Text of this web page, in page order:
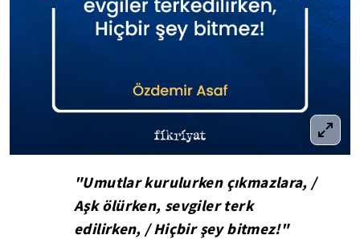
"Umutlar kurulurken çıkmazlara, /
Aşk ölürken, sevgiler terk
edilirken, / Hiçbir şey bitmez!"